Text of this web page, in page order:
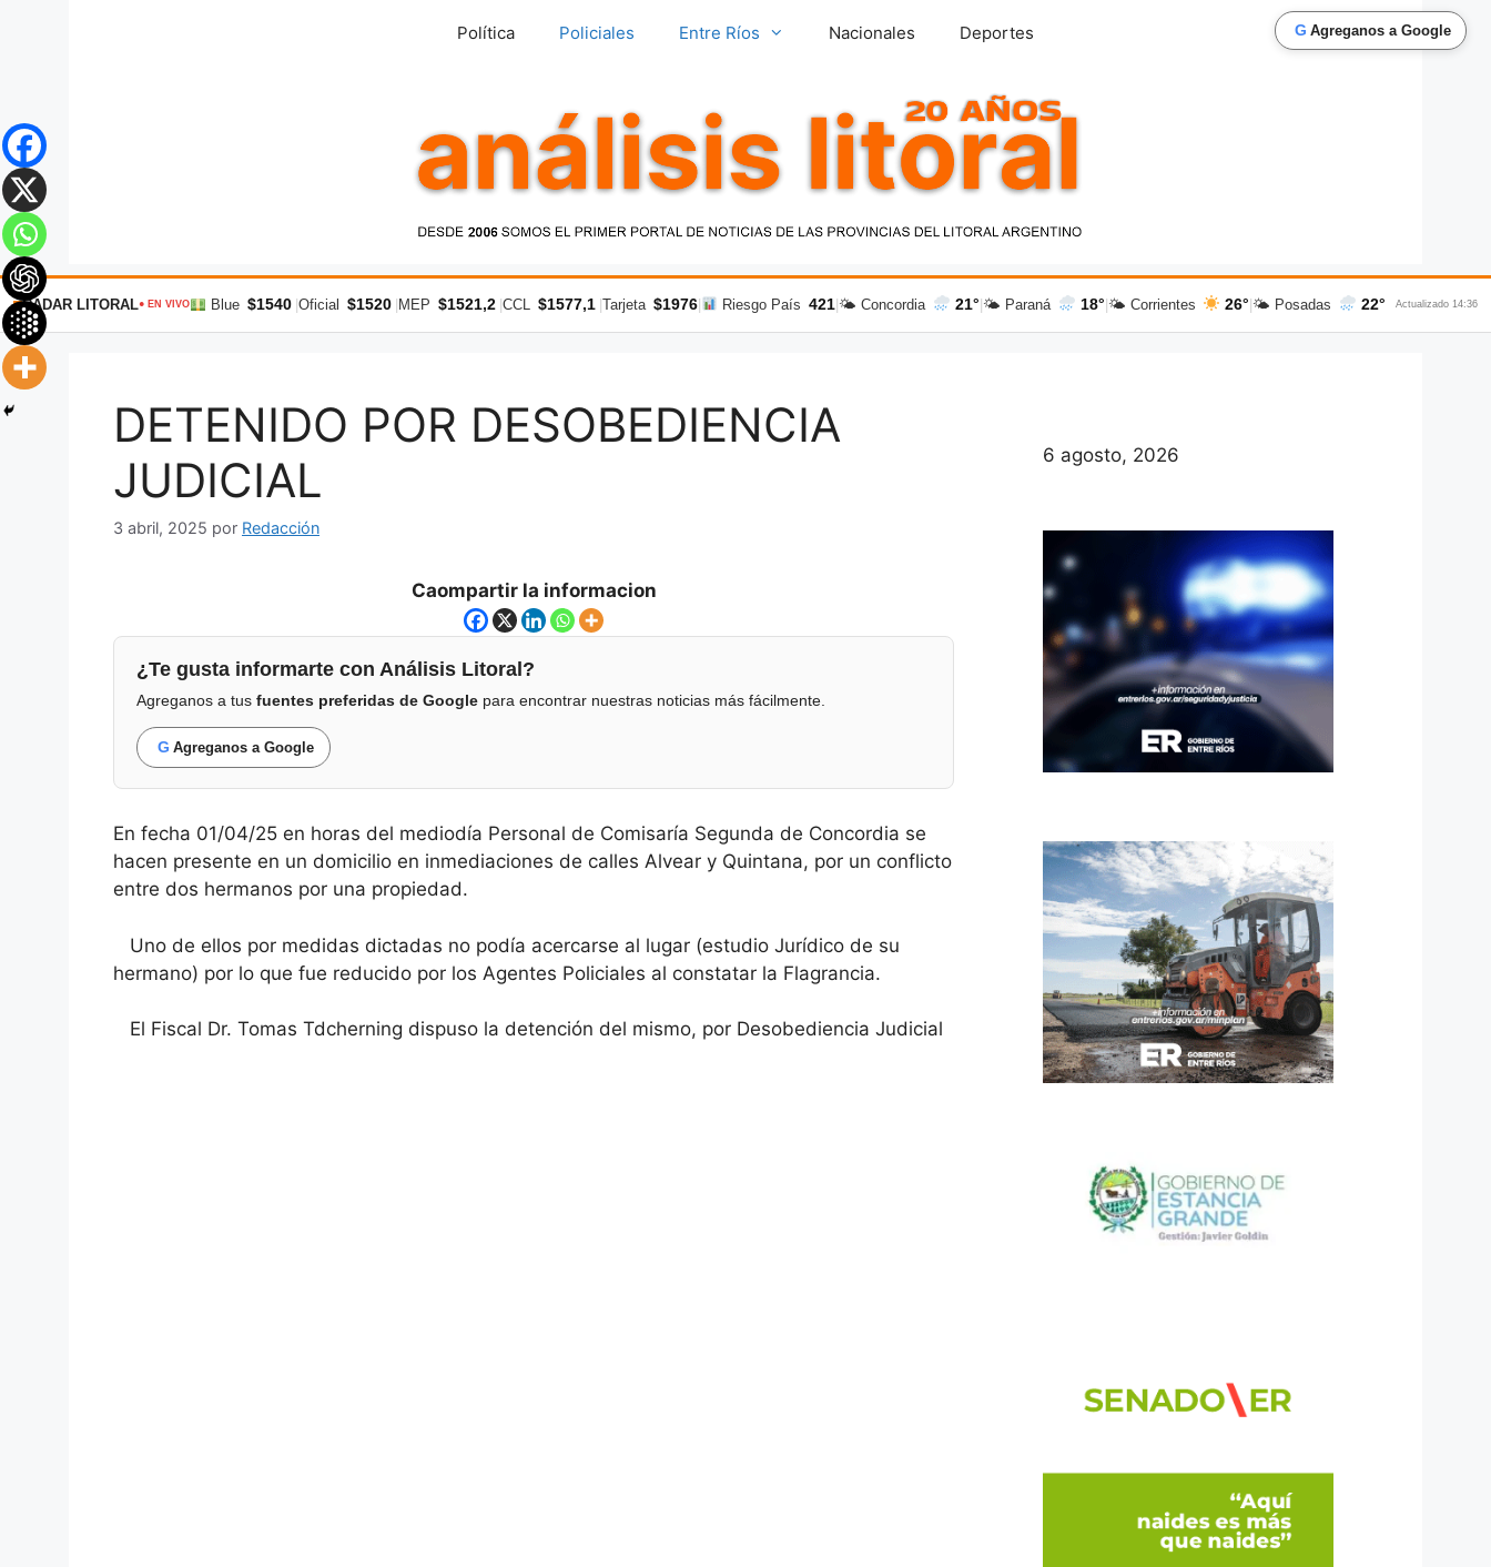
G Agreganos a Google
Política Policiales Entre Ríos Nacionales Deportes
RADAR LITORAL● EN VIVO Blue $1540 Oficial $1520 MEP $1521,2 CCL $1577,1 Tarjeta $1976| Riesgo País 421| 🌤 Concordia 21° 🌤 Paraná 18° 🌤 Corrientes 26° 🌤 Posadas 22° Actualizado 14:36
DETENIDO POR DESOBEDIENCIA
JUDICIAL
3 abril, 2025 por Redacción
Caompartir la informacion
¿Te gusta informarte con Análisis Litoral?
Agreganos a tus fuentes preferidas de Google para encontrar nuestras noticias más fácilmente.
G Agreganos a Google
En fecha 01/04/25 en horas del mediodía Personal de Comisaría Segunda de Concordia se
hacen presente en un domicilio en inmediaciones de calles Alvear y Quintana, por un conflicto
entre dos hermanos por una propiedad.
Uno de ellos por medidas dictadas no podía acercarse al lugar (estudio Jurídico de su
hermano) por lo que fue reducido por los Agentes Policiales al constatar la Flagrancia.
El Fiscal Dr. Tomas Tdcherning dispuso la detención del mismo, por Desobediencia Judicial
6 agosto, 2026